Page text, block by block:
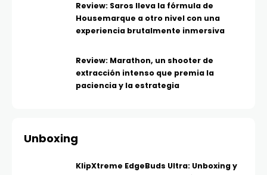
Review: Saros lleva la fórmula de
Housemarque a otro nivel con una
experiencia brutalmente inmersiva
Review: Marathon, un shooter de
extracción intenso que premia la
paciencia y la estrategia
Unboxing
KlipXtreme EdgeBuds Ultra: Unboxing y